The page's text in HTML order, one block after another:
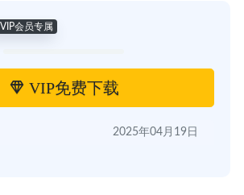
VIP会员专属
VIP免费下载
2025年04月19日